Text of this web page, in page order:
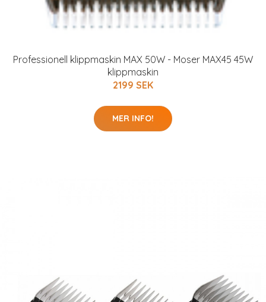
Professionell klippmaskin MAX 50W - Moser MAX45 45W
klippmaskin
2199 SEK
MER INFO!